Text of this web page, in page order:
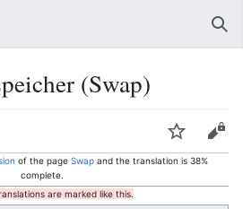
(Swap)
Watch Edit
of the page Swap and the translation is 38%
complete.
are marked like this.